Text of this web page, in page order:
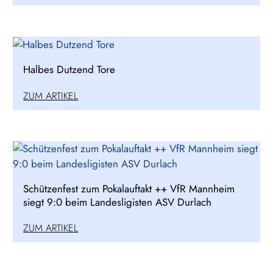
Halbes Dutzend Tore
ZUM ARTIKEL
Schützenfest zum Pokalauftakt ++ VfR Mannheim
siegt 9:0 beim Landesligisten ASV Durlach
ZUM ARTIKEL